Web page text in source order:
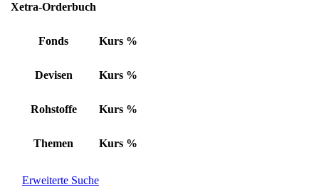
Xetra-Orderbuch
Fonds Kurs %
Devisen Kurs %
Rohstoffe Kurs %
Themen Kurs %
Erweiterte Suche